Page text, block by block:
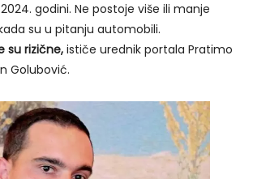
godini. Ne postoje više ili manje
su u pitanju automobili.
su rizične, ističe urednik portala Pratimo
Golubović.